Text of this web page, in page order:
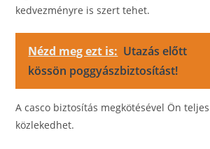
kedvezményre is szert tehet.
Nézd meg ezt is: Utazás előtt
kössön poggyászbiztosítást!
A casco biztosítás megkötésével Ön
közlekedhet.